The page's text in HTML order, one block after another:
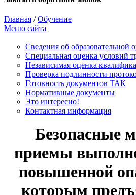
Главная /Обучение
Меню сайта
Сведения об образовательной
Cпециальная оценка условий
Независимая оценка
Проверка подлинности
Готовность документов ТАК
Нормативные документы
Это интересно!
Контактная информация
Безопасные
приемы
повышенной
которым